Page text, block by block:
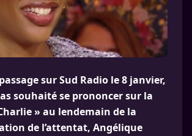
sur Sud Radio le 8 janvier,
souhaité se prononcer sur la
» au lendemain de la
de l’attentat, Angélique